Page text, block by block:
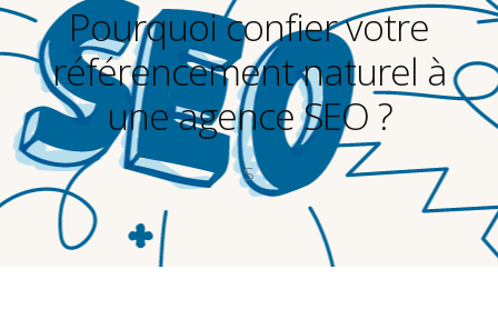
Pourquoi confier votre
référencement naturel à
une agence SEO ?
s